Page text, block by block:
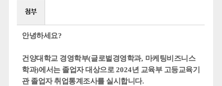
첨부
안녕하세요?
건양대학교 경영학부(글로벌경영학과, 마케팅비즈니스
학과)에서는 졸업자 대상으로2024년 교육부 고등교육기
관 졸업자 취업통계조사를 실시합니다.